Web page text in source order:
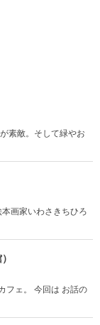
素敵。そして緑やお
画家いわさきちひろ
フェ。 今回は お話の